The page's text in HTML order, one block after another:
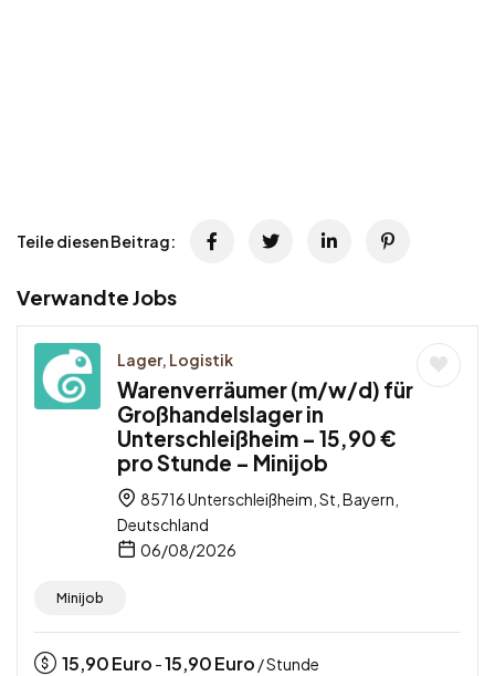
Teile diesen Beitrag:
Verwandte Jobs
Lager, Logistik
Warenverräumer (m/w/d) für
Großhandelslager in
Unterschleißheim – 15,90 €
pro Stunde – Minijob
85716 Unterschleißheim, St, Bayern,
Deutschland
06/08/2026
Minijob
15,90Euro -15,90Euro / Stunde